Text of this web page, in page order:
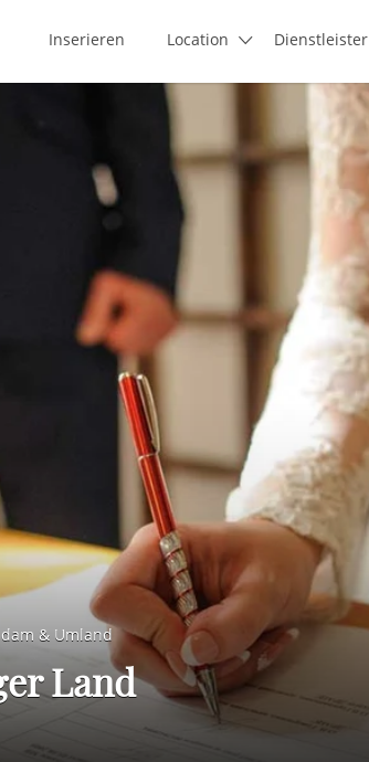
Inserieren Location Dienstleister
& Umland
Land